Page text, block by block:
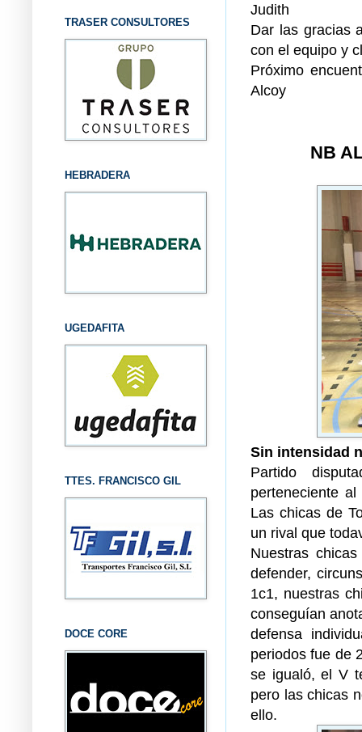
Judith
Dar las gracias
con el equipo y
Próximo
Alcoy
NB
Sin intensidad
Partido
perteneciente
Las chicas de
un rival que
Nuestras
defender,
1c1, nuestras
conseguían
defensa
periodos fue de
se igualó, el V
pero las chicas
ello.
TRASER CONSULTORES
HEBRADERA
UGEDAFITA
TTES. FRANCISCO GIL
DOCE CORE